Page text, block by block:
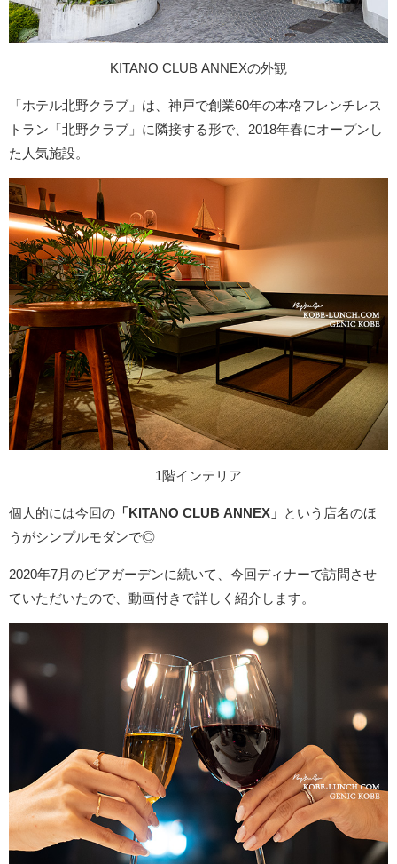
KITANO CLUB ANNEXの外観
「ホテル北野クラブ」は、神戸で創業60年の本格フレンチレス
トラン「北野クラブ」に隣接する形で、2018年春にオープンし
た人気施設。
1階インテリア
個人的には今回の 「KITANO CLUB ANNEX」
という店名のほ
うがシンプルモダンで◎
2020年7月のビアガーデンに続いて、今回ディナーで訪問させ
ていただいたので、動画付きで詳しく紹介します。